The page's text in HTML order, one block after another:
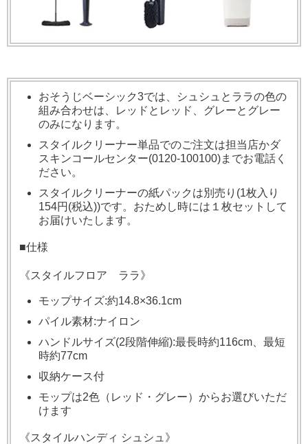
おそうじベーシック3では、シュシュとララの色の
組み合わせは、レッドとレッド、グレーとグレー
のみになります。
スタイルクリーナー単品でのご注文は担当店かダ
スキンコールセンター(0120-100100)までお電話く
ださい。
スタイルクリーナーの紙パックは別売り(1枚入り
154円(税込))です。おためし時には１枚セットして
お届けいたします。
■仕様
《スタイルフロア ララ》
モップサイズ:約14.8×36.1cm
パイル素材:ナイロン
ハンドルサイズ(2段階伸縮):最長時約116cm、最短
時約77cm
収納ケース付
モップは2色（レッド・グレー）からお選びいただ
けます
《スタイルハンディ シュシュ》